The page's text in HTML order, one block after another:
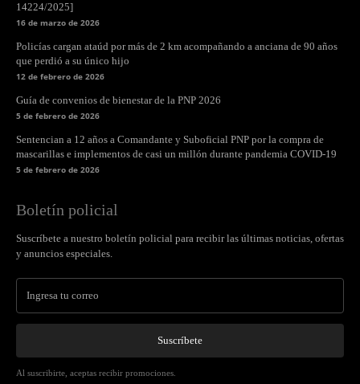
14224/2025]
16 de marzo de 2026
Policías cargan ataúd por más de 2 km acompañando a anciana de 90 años
que perdió a su único hijo
12 de febrero de 2026
Guía de convenios de bienestar de la PNP 2026
5 de febrero de 2026
Sentencian a 12 años a Comandante y Suboficial PNP por la compra de
mascarillas e implementos de casi un millón durante pandemia COVID-19
5 de febrero de 2026
Boletín policial
Suscríbete a nuestro boletín policial para recibir las últimas noticias, ofertas
y anuncios especiales.
Suscríbete
Al suscribirte, aceptas recibir promociones.